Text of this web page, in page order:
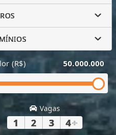
(R$) 50.000.000
Vagas
1 2 3 4+